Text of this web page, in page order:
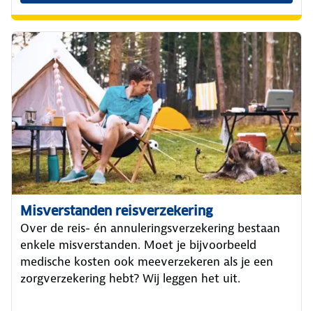
Misverstanden reisverzekering
Over de reis- én annuleringsverzekering bestaan
enkele misverstanden. Moet je bijvoorbeeld
medische kosten ook meeverzekeren als je een
zorgverzekering hebt? Wij leggen het uit.